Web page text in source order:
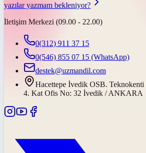
yazılar yazmam bekleniyor?
İletişim Merkezi (09.00 - 22.00)
0(312) 911 37 15
0(546) 855 07 15 (WhatsApp)
destek@uzmandil.com
Hacettepe İvedik OSB.
4. Kat Ofis No: 32 İvedik / ANKARA